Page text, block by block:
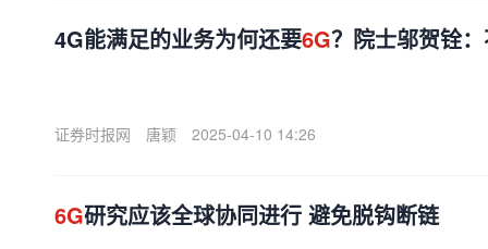
4G能满足的业务为何还要6G？院士邬贺铨
证券时报网 唐颖 2025-04-10 14:26
6G研究应该全球协同进行 避免脱钩断链